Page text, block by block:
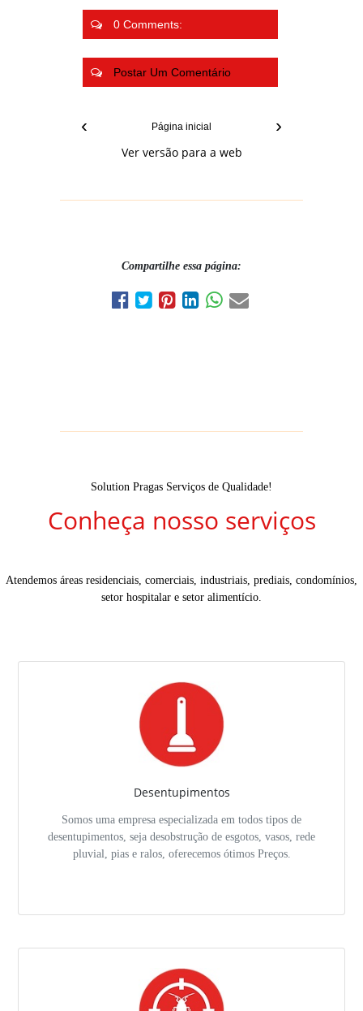
0 Comments:
Postar Um Comentário
‹ ›
Página inicial
Ver versão para a web
Compartilhe essa página:
Solution Pragas Serviços de Qualidade!
Conheça nosso serviços
Atendemos áreas residenciais, comerciais, industriais, prediais, condomínios,
setor hospitalar e setor alimentício.
Desentupimentos
Somos uma empresa especializada em todos tipos de
desentupimentos, seja desobstrução de esgotos, vasos, rede
pluvial, pias e ralos, oferecemos ótimos Preços.